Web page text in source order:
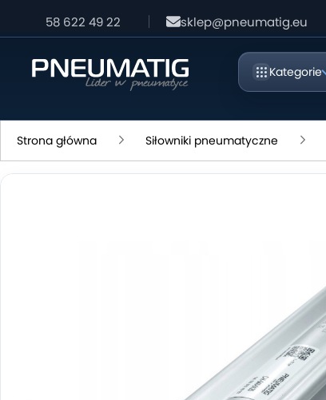
58 622 49 22 sklep@pneumatig.eu
Kategorie
Strona główna Siłowniki pneumatyczne